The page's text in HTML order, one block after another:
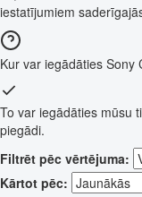
iestatījumiem
Kur var iegādāties Sony
To var iegādāties mūsu
piegādi.
Filtrēt pēc vērtējuma:
Kārtot pēc: